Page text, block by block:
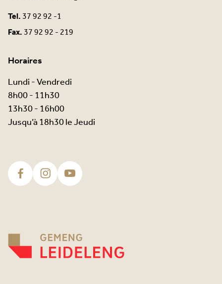
Tel.37 92 92 -1
Fax.37 92 92 - 219
Horaires
Lundi - Vendredi
8h00 - 11h30
13h30 - 16h00
Jusqu’à 18h30 le Jeudi